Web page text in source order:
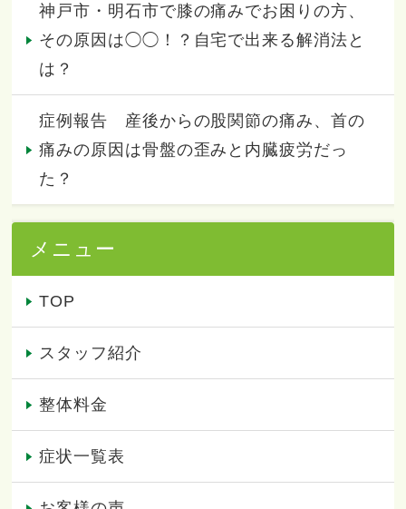
神戸市・明石市で膝の痛みでお困りの方、
その原因は◯◯！？自宅で出来る解消法と
は？
症例報告 産後からの股関節の痛み、首の
痛みの原因は骨盤の歪みと内臓疲労だっ
た？
メニュー
TOP
スタッフ紹介
整体料金
症状一覧表